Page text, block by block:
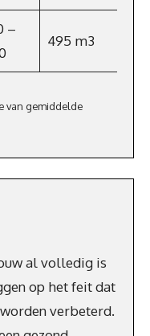
–
495 m3
van gemiddelde
al volledig is
op het feit dat
verbeterd.